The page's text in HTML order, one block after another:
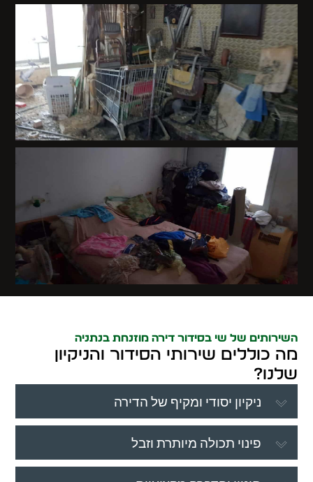
השירותים של שי בסידור דירה מוזנחת בנתניה
מה כוללים שירותי הסידור והניקיון
שלנו?
ניקיון יסודי ומקיף של הדירה
פינוי תכולה מיותרת וזבל